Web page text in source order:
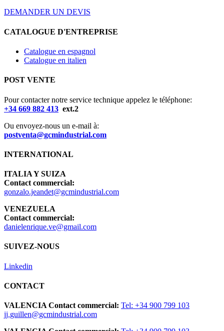
DEMANDER UN DEVIS
CATALOGUE D'ENTREPRISE
Catalogue en espagnol
Catalogue en italien
POST VENTE
Pour contacter notre service technique appelez le téléphone:
+34 669 882 413 ext.2
Ou envoyez-nous un e-mail à:
postventa@gcmindustrial.com
INTERNATIONAL
ITALIA Y SUIZA
Contact commercial:
gonzalo.jeandet@gcmindustrial.com
VENEZUELA
Contact commercial:
danielenrique.ve@gmail.com
SUIVEZ-NOUS
Linkedin
CONTACT
VALENCIA Contact commercial: Tel: +34 900 799 103
jj.guillen@gcmindustrial.com